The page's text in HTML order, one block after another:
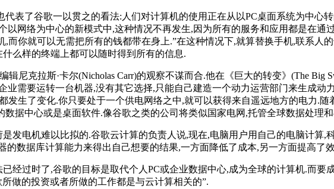
表了谷歌一以贯之的看法:人们对计算机的使用正在从以PC桌面系统为中心
以网络为中心的新模式中,这种情况不再发生,因为所有的服务和应用都是在通
,而你就可以无需把所有的钱都带在身上.”在这种情况下,就算替换手机,联系人
么样的终端上都可以随时得到所有的信息.
尼克拉斯·卡尔(Nicholas Carr)的观察不谋而合.他在《巨大的转变》(The Big
业需要运转一台机器,没有其它选择,只能自己建造一个动力运营部门来生成动
发生了变化.你只要处于一个供电网络之中,就可以获得来自遥远地方的电力.
据中心或是桌面软件.像谷歌之类的公司将类似国家电网,托管全球数据处理
发电机难以比拟的.谷歌云计算的负责人说,现在,电脑用户用自己的电脑计算,
的数据库计算能力来得出自己想要的结果,一方面降低了成本,另一方面提高了
经过时了,谷歌的目标是取代个人PC或企业数据中心,成为全球的计算机.而要
做的投资或者所做的工作都是与云计算相关的”.